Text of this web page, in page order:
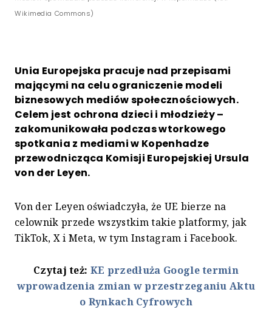
Wikimedia Commons)
Unia Europejska pracuje nad przepisami
mającymi na celu ograniczenie modeli
biznesowych mediów społecznościowych.
Celem jest ochrona dzieci i młodzieży –
zakomunikowała podczas wtorkowego
spotkania z mediami w Kopenhadze
przewodnicząca Komisji Europejskiej Ursula
von der Leyen.
Von der Leyen oświadczyła, że UE bierze na
celownik przede wszystkim takie platformy, jak
TikTok, X i Meta, w tym Instagram i Facebook.
Czytaj też: KE przedłuża Google termin
wprowadzenia zmian w przestrzeganiu Aktu
o Rynkach Cyfrowych